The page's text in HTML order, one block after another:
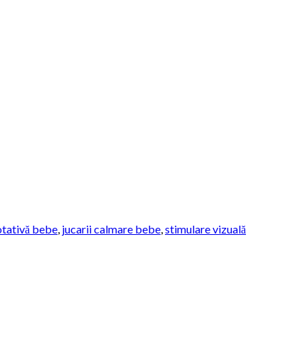
bebe, jucarii calmare bebe,stimulare vizuală